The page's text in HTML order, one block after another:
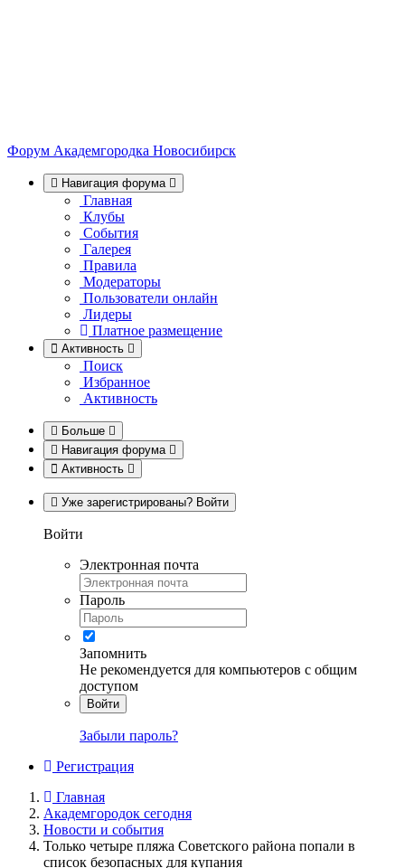
Форум Академгородка Новосибирск
Навигация форума
Главная
Клубы
События
Галерея
Правила
Модераторы
Пользователи онлайн
Лидеры
Платное размещение
Активность
Поиск
Избранное
Активность
Больше
Навигация форума
Активность
Уже зарегистрированы? Войти
Войти
Электронная почта
Пароль
Запомнить
Не рекомендуется для компьютеров с общим
доступом
Войти
Забыли пароль?
Регистрация
Главная
Академгородок сегодня
Новости и события
Только четыре пляжа Советского района попали в
список безопасных для купания